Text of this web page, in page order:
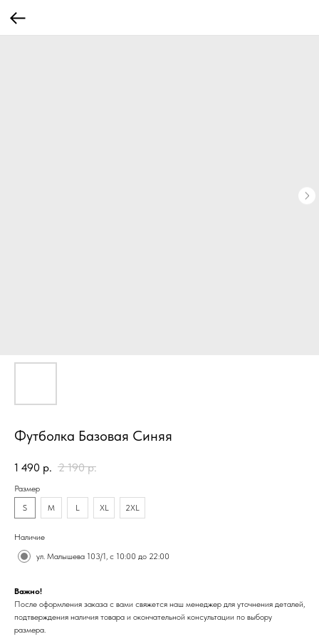
Футболка Базовая Синяя
1 490 р. 2 190 р.
Размер
S
M L XL 2XL
Наличие
ул. Малышева 103/1, с 10:00 до 22:00
Важно!
После оформления заказа с вами свяжется наш менеджер для уточнения деталей,
подтверждения наличия товара и окончательной консультации по выбору
размера.